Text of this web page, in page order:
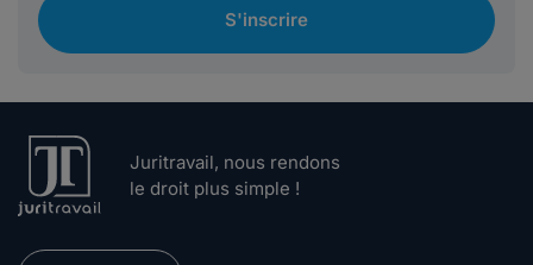
S'inscrire
Juritravail, nous rendons
le droit plus simple !